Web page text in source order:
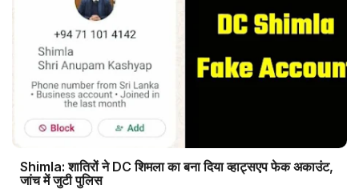
Shimla: शातिरों ने DC शिमला का बना दिया व्हाट्सएप फेक अकाउंट,
जांच में जुटी पुलिस